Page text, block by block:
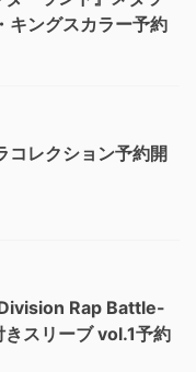
キングスカラー予約
コレクション予約開
Rap Battle-
スリーブ vol.1予約